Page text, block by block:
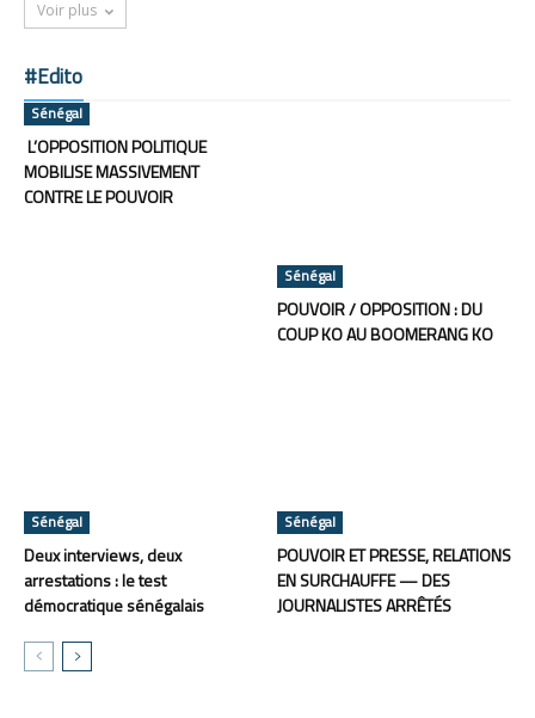
Voir plus
#Edito
Sénégal
L’OPPOSITION POLITIQUE
MOBILISE MASSIVEMENT
CONTRE LE POUVOIR
Sénégal
POUVOIR / OPPOSITION : DU
COUP KO AU BOOMERANG KO
Sénégal
Deux interviews, deux
arrestations : le test
démocratique sénégalais
Sénégal
POUVOIR ET PRESSE, RELATIONS
EN SURCHAUFFE — DES
JOURNALISTES ARRÊTÉS